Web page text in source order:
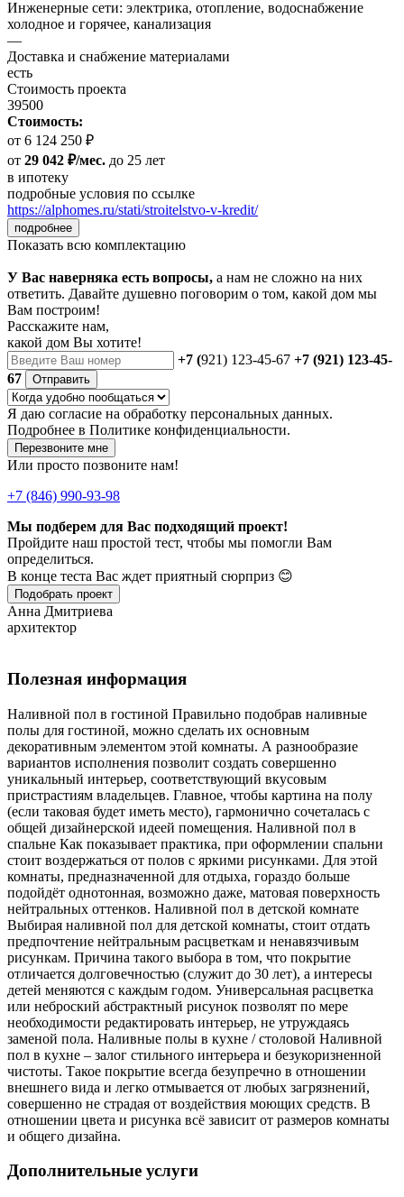
Инженерные сети: электрика, отопление, водоснабжение
холодное и горячее, канализация
—
Доставка и снабжение материалами
есть
Стоимость проекта
39500
Стоимость:
от 6 124 250 ₽
от 29 042 ₽/мес. до 25 лет
в ипотеку
подробные условия по ссылке
https://alphomes.ru/stati/stroitelstvo-v-kredit/
подробнее
Показать всю комплектацию
У Вас наверняка есть вопросы, а нам не сложно на них
ответить. Давайте душевно поговорим о том, какой дом мы
Вам построим!
Расскажите нам,
какой дом Вы хотите!
+7 (921) 123-45-67 +7 (921) 123-45-
67
Отправить
Я даю согласие на обработку персональных данных.
Подробнее в Политике конфиденциальности.
Перезвоните мне
Или просто позвоните нам!
+7 (846) 990-93-98
Мы подберем для Вас подходящий проект!
Пройдите наш простой тест, чтобы мы помогли Вам
определиться.
В конце теста Вас ждет приятный сюрприз 😊
Подобрать проект
Анна Дмитриева
архитектор
Полезная информация
Наливной пол в гостиной Правильно подобрав наливные
полы для гостиной, можно сделать их основным
декоративным элементом этой комнаты. А разнообразие
вариантов исполнения позволит создать совершенно
уникальный интерьер, соответствующий вкусовым
пристрастиям владельцев. Главное, чтобы картина на полу
(если таковая будет иметь место), гармонично сочеталась с
общей дизайнерской идеей помещения. Наливной пол в
спальне Как показывает практика, при оформлении спальни
стоит воздержаться от полов с яркими рисунками. Для этой
комнаты, предназначенной для отдыха, гораздо больше
подойдёт однотонная, возможно даже, матовая поверхность
нейтральных оттенков. Наливной пол в детской комнате
Выбирая наливной пол для детской комнаты, стоит отдать
предпочтение нейтральным расцветкам и ненавязчивым
рисункам. Причина такого выбора в том, что покрытие
отличается долговечностью (служит до 30 лет), а интересы
детей меняются с каждым годом. Универсальная расцветка
или неброский абстрактный рисунок позволят по мере
необходимости редактировать интерьер, не утруждаясь
заменой пола. Наливные полы в кухне / столовой Наливной
пол в кухне – залог стильного интерьера и безукоризненной
чистоты. Такое покрытие всегда безупречно в отношении
внешнего вида и легко отмывается от любых загрязнений,
совершенно не страдая от воздействия моющих средств. В
отношении цвета и рисунка всё зависит от размеров комнаты
и общего дизайна.
Дополнительные услуги